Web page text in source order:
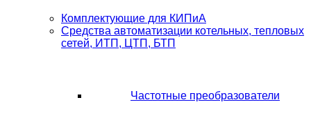
Комплектующие для КИПиА
Средства автоматизации котельных, тепловых
сетей, ИТП, ЦТП, БТП
Частотные преобразователи